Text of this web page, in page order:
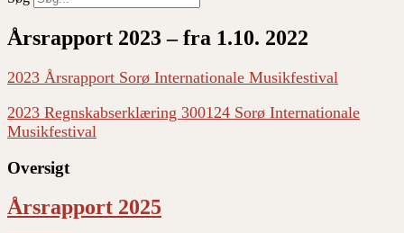
Årsrapport 2023 – fra 1.10. 2022
2023 Årsrapport Sorø Internationale Musikfestival
2023 Regnskabserklæring 300124 Sorø Internationale
Musikfestival
Oversigt
Årsrapport 2025